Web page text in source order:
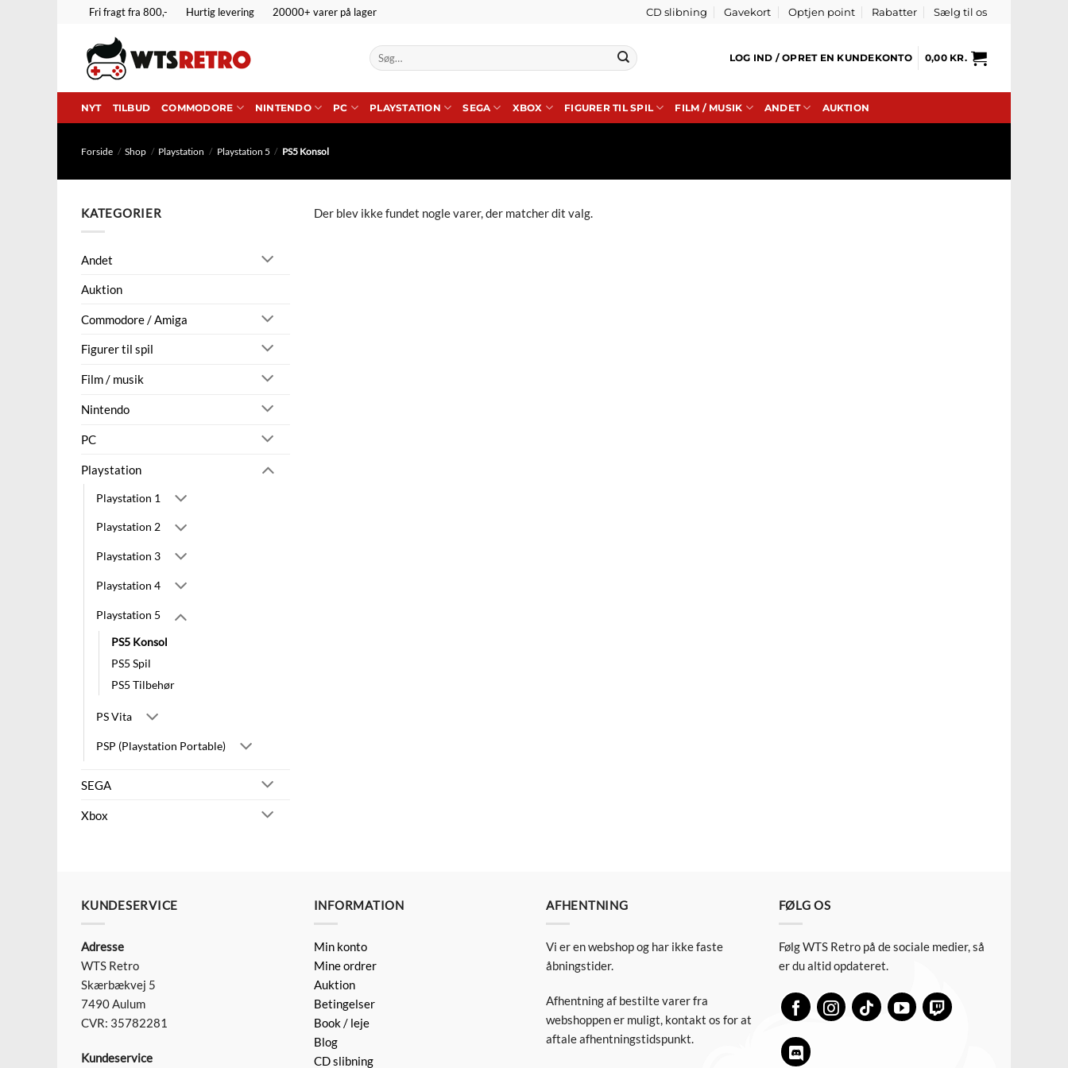
Fortsæt
indhold
Fri fragt fra 800,- Hurtig levering 20000+ varer på lager CD slibning Gavekort Optjen point Rabatter Sælg til os
Søg
efter:
LOG IND / OPRET EN KUNDEKONTO 0,00 KR.
NYT TILBUD COMMODORE NINTENDO PC PLAYSTATION SEGA XBOX FIGURER TIL SPIL FILM / MUSIK ANDET AUKTION
Forside / Shop / Playstation / Playstation 5 / PS5 Konsol
KATEGORIER
Andet
Auktion
Commodore / Amiga
Figurer til spil
Film / musik
Nintendo
PC
Playstation
Playstation 1
Playstation 2
Playstation 3
Playstation 4
Playstation 5
PS5 Konsol
PS5 Spil
PS5 Tilbehør
PS Vita
PSP (Playstation Portable)
SEGA
Xbox
Der blev ikke fundet nogle varer, der matcher dit valg.
KUNDESERVICE
Adresse
WTS Retro
Skærbækvej 5
7490 Aulum
CVR: 35782281
Kundeservice
INFORMATION
Min konto
Mine ordrer
Auktion
Betingelser
Book / leje
Blog
CD slibning
AFHENTNING
Vi er en webshop og har ikke faste
åbningstider.
Afhentning af bestilte varer fra
webshoppen er muligt, kontakt os for at
aftale afhentningstidspunkt.
FØLG OS
Følg WTS Retro på de sociale medier, så
er du altid opdateret.